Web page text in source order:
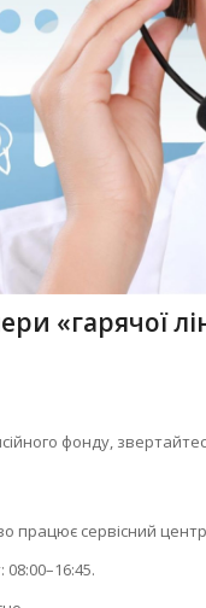
«гарячої
фонду,
працює сервісний
08:00–16:45.